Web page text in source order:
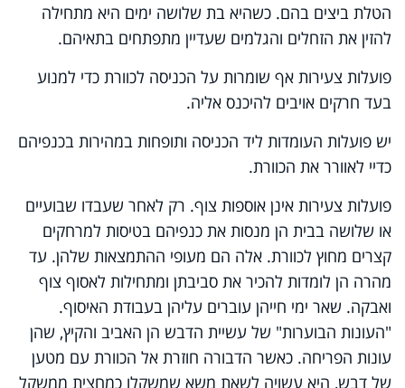
הטלת ביצים בהם. כשהיא בת שלושה ימים היא מתחילה
להזין את הזחלים והגלמים שעדיין מתפתחים בתאיהם.
פועלות צעירות אף שומרות על הכניסה לכוורת כדי למנוע
בעד חרקים אויבים להיכנס אליה.
יש פועלות העומדות ליד הכניסה ותופחות במהירות בכנפיהם
כדיי לאוורר את הכוורת.
פועלות צעירות אינן אוספות צוף. רק לאחר שעבדו שבועיים
או שלושה בבית הן מנסות את כנפיהם בטיסות למרחקים
קצרים מחוץ לכוורת. אלה הם מעופי ההתמצאות שלהן. עד
מהרה הן לומדות להכיר את סביבתן ומתחילות לאסוף צוף
ואבקה. שאר ימי חייהן עוברים עליהן בעבודת האיסוף.
"העונות הבוערות" של עשיית הדבש הן האביב והקיץ, שהן
עונות הפריחה. כאשר הדבורה חוזרת אל הכוורת עם מטען
של דבש, היא עשויה לשאת משא שמשקלו כמחצית ממשקל